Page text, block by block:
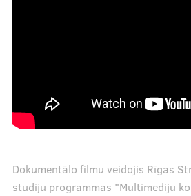
Dokumentālo filmu veidojis Rīgas
studiju programmas "Multimediju